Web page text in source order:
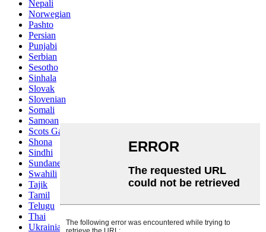
Nepali
Norwegian
Pashto
Persian
Punjabi
Serbian
Sesotho
Sinhala
Slovak
Slovenian
Somali
Samoan
Scots Gaelic
Shona
Sindhi
Sundanese
Swahili
Tajik
Tamil
Telugu
Thai
Ukrainian